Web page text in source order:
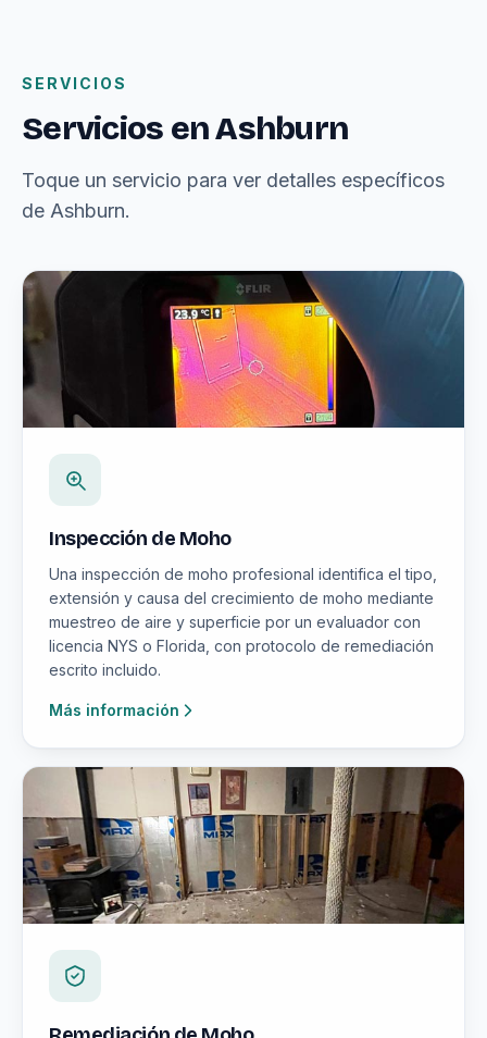
SERVICIOS
Servicios en Ashburn
Toque un servicio para ver detalles específicos
de Ashburn.
Inspección de Moho
Una inspección de moho profesional identifica el tipo,
extensión y causa del crecimiento de moho mediante
muestreo de aire y superficie por un evaluador con
licencia NYS o Florida, con protocolo de remediación
escrito incluido.
Más información